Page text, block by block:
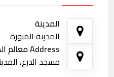
المدينة
المدينة المنورة
Address معالم الطريق
مسجد الدرع، المدينة